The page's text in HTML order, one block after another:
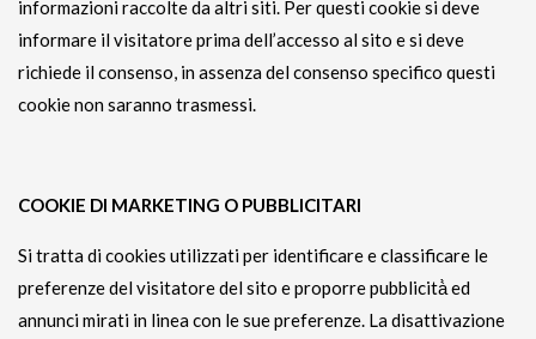
informazioni raccolte da altri siti. Per questi cookie si deve
informare il visitatore prima dell’accesso al sito e si deve
richiede il consenso, in assenza del consenso specifico questi
cookie non saranno trasmessi.
COOKIE DI MARKETING O PUBBLICITARI
Si tratta di cookies utilizzati per identificare e classificare le
preferenze del visitatore del sito e proporre pubblicità̀ ed
annunci mirati in linea con le sue preferenze. La disattivazione